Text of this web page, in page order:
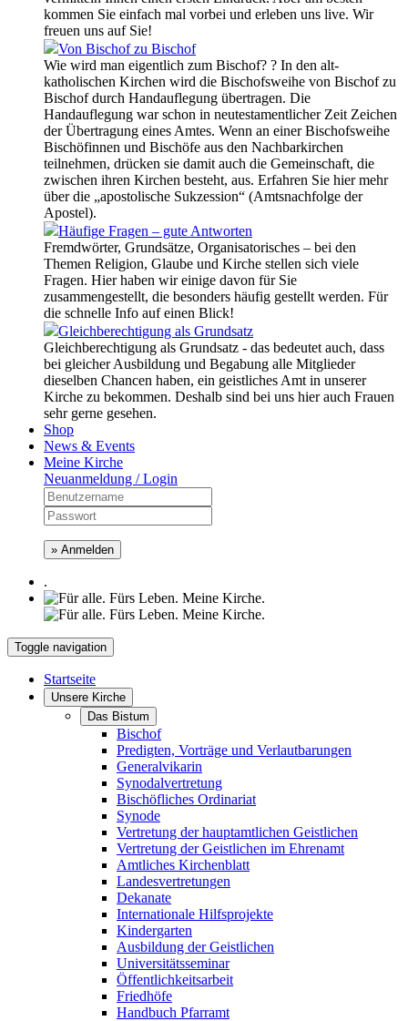
kommen Sie einfach mal vorbei und erleben uns live. Wir
freuen uns auf Sie!
Von Bischof zu Bischof
Wie wird man eigentlich zum Bischof? ? In den alt-
katholischen Kirchen wird die Bischofsweihe von Bischof zu
Bischof durch Handauflegung übertragen. Die
Handauflegung war schon in neutestamentlicher Zeit Zeichen
der Übertragung eines Amtes. Wenn an einer Bischofsweihe
Bischöfinnen und Bischöfe aus den Nachbarkirchen
teilnehmen, drücken sie damit auch die Gemeinschaft, die
zwischen ihren Kirchen besteht, aus. Erfahren Sie hier mehr
über die „apostolische Sukzession“ (Amtsnachfolge der
Apostel).
Häufige Fragen – gute Antworten
Fremdwörter, Grundsätze, Organisatorisches – bei den
Themen Religion, Glaube und Kirche stellen sich viele
Fragen. Hier haben wir einige davon für Sie
zusammengestellt, die besonders häufig gestellt werden. Für
die schnelle Info auf einen Blick!
Gleichberechtigung als Grundsatz
Gleichberechtigung als Grundsatz - das bedeutet auch, dass
bei gleicher Ausbildung und Begabung alle Mitglieder
dieselben Chancen haben, ein geistliches Amt in unserer
Kirche zu bekommen. Deshalb sind bei uns hier auch Frauen
sehr gerne gesehen.
Shop
News & Events
Meine Kirche
Neuanmeldung / Login
» Anmelden
.
Toggle navigation
Startseite
Unsere Kirche
Das Bistum
Bischof
Predigten, Vorträge und Verlautbarungen
Generalvikarin
Synodalvertretung
Bischöfliches Ordinariat
Synode
Vertretung der hauptamtlichen Geistlichen
Vertretung der Geistlichen im Ehrenamt
Amtliches Kirchenblatt
Landesvertretungen
Dekanate
Internationale Hilfsprojekte
Kindergarten
Ausbildung der Geistlichen
Universitätsseminar
Öffentlichkeitsarbeit
Friedhöfe
Handbuch Pfarramt